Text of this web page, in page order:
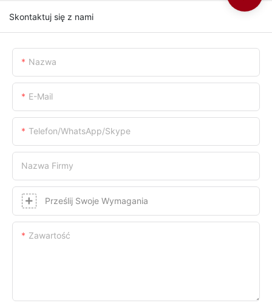
Skontaktuj się z nami
Nazwa
E-Mail
Telefon/WhatsApp/Skype
Nazwa Firmy
Prześlij Swoje Wymagania
Zawartość